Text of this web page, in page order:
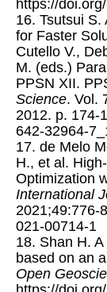
https://
16. Tsutsui
for Faster
Cutello V.,
M. (eds.)
PPSN XII.
Science. Vol.
2012. p. 174-
642-32964-
17. de Melo
H., et al.
Optimization
International
2021;49:776-
021-00714-1
18. Shan H.
based on an
Open